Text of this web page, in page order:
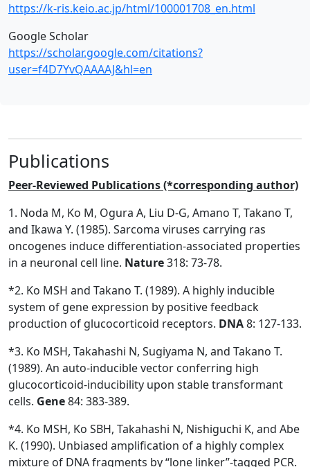
https://k-ris.keio.ac.jp/html/100001708_en.html
Google Scholar
https://scholar.google.com/citations?
user=f4D7YvQAAAAJ&hl=en
Publications
Peer-Reviewed Publications (*corresponding author)
1. Noda M, Ko M, Ogura A, Liu D-G, Amano T, Takano T,
and Ikawa Y. (1985). Sarcoma viruses carrying ras
oncogenes induce differentiation-associated properties
in a neuronal cell line. Nature318: 73-78.
*2. Ko MSH and Takano T. (1989). A highly inducible
system of gene expression by positive feedback
production of glucocorticoid receptors. DNA8: 127-133.
*3. Ko MSH, Takahashi N, Sugiyama N, and Takano T.
(1989). An auto-inducible vector conferring high
glucocorticoid-inducibility upon stable transformant
cells. Gene84: 383-389.
*4. Ko MSH, Ko SBH, Takahashi N, Nishiguchi K, and Abe
K. (1990). Unbiased amplification of a highly complex
mixture of DNA fragments by “lone linker”-tagged PCR.